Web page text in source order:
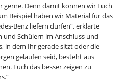
gerne. Denn damit können wir Euch
Beispiel haben wir Material für das
Benz liefern dürfen“, erklärte
Schülern im Anschluss und
in dem Ihr gerade sitzt oder die
gelaufen seid, besteht aus
Euch das besser zeigen zu